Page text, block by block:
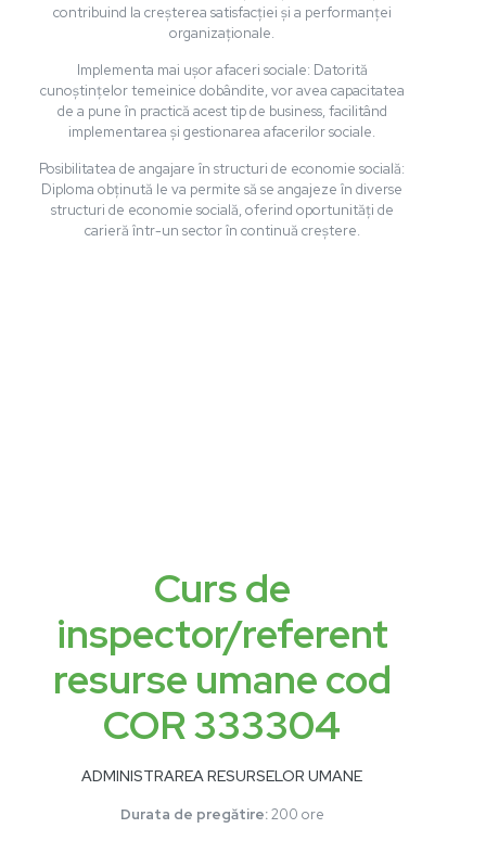
contribuind la creșterea satisfacției și a performanței
organizaționale.
Implementa mai ușor afaceri sociale: Datorită
cunoștințelor temeinice dobândite, vor avea capacitatea
de a pune în practică acest tip de business, facilitând
implementarea și gestionarea afacerilor sociale.
Posibilitatea de angajare în structuri de economie socială:
Diploma obținută le va permite să se angajeze în diverse
structuri de economie socială, oferind oportunități de
carieră într-un sector în continuă creștere.
Curs de
inspector/referent
resurse umane cod
COR 333304
ADMINISTRAREA RESURSELOR UMANE
Durata de pregătire:200 ore